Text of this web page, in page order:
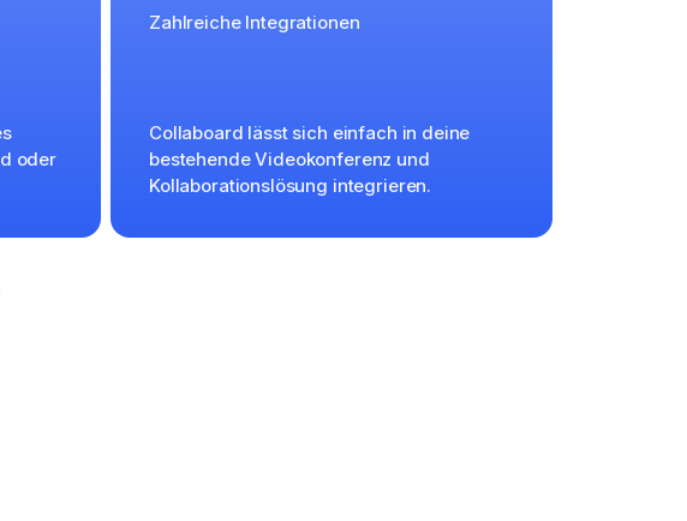
oder
Zahlreiche Integrationen
Collaboard lässt sich einfach in deine
bestehende Videokonferenz und
Kollaborationslösung integrieren.